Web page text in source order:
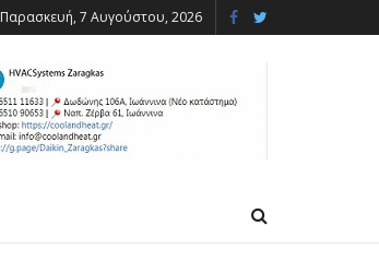
Παρασκευή, 7 Αυγούστου, 2026